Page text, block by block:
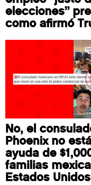
elecciones”
como afirmó
No, el
Phoenix no
ayuda de
familias
Estados Unidos